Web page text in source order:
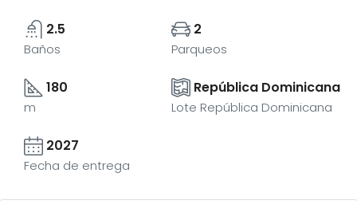
2.5
Baños
2
Parqueos
180
m
República Dominicana
Lote República Dominicana
2027
Fecha de entrega